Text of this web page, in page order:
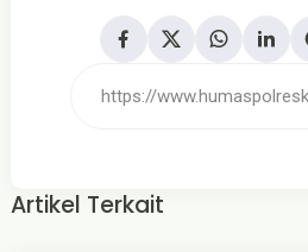
Artikel Terkait